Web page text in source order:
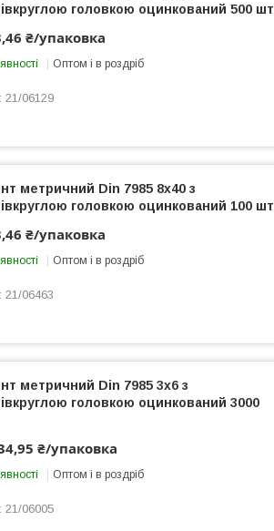
головкою оцинкований 500 шт
₴/упаковка
Оптом і в роздріб
21/06129
метричний Din 7985 8x40 з
головкою оцинкований 100 шт
₴/упаковка
Оптом і в роздріб
21/06463
метричний Din 7985 3x6 з
головкою оцинкований 3000
₴/упаковка
Оптом і в роздріб
21/06005